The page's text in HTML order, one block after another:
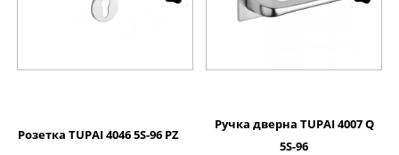
Розетка TUPAI 4046 5S-96 PZ
Ручка дверна TUPAI 4007 Q
5S-96